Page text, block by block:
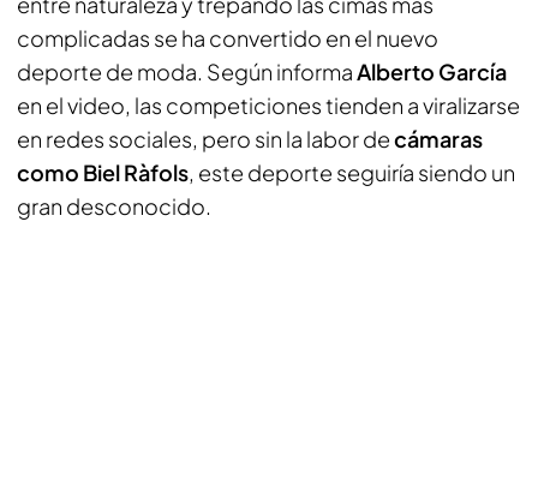
complicadas se ha convertido en el nuevo
deporte de moda. Según informaAlberto García
en el video, las competiciones tienden a viralizarse
en redes sociales, pero sin la labor decámaras
como Biel Ràfols, este deporte seguiría siendo un
gran desconocido.